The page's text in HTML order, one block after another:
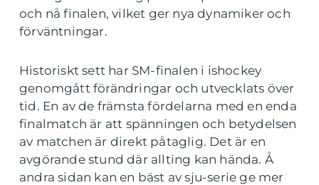
och nå finalen, vilket ger nya dynamiker och
förväntningar.
Historiskt sett har SM-finalen i ishockey
genomgått förändringar och utvecklats över
tid. En av de främsta fördelarna med en enda
finalmatch är att spänningen och betydelsen
av matchen är direkt påtaglig. Det är en
avgörande stund där allting kan hända. Å
andra sidan kan en bäst av sju-serie ge mer